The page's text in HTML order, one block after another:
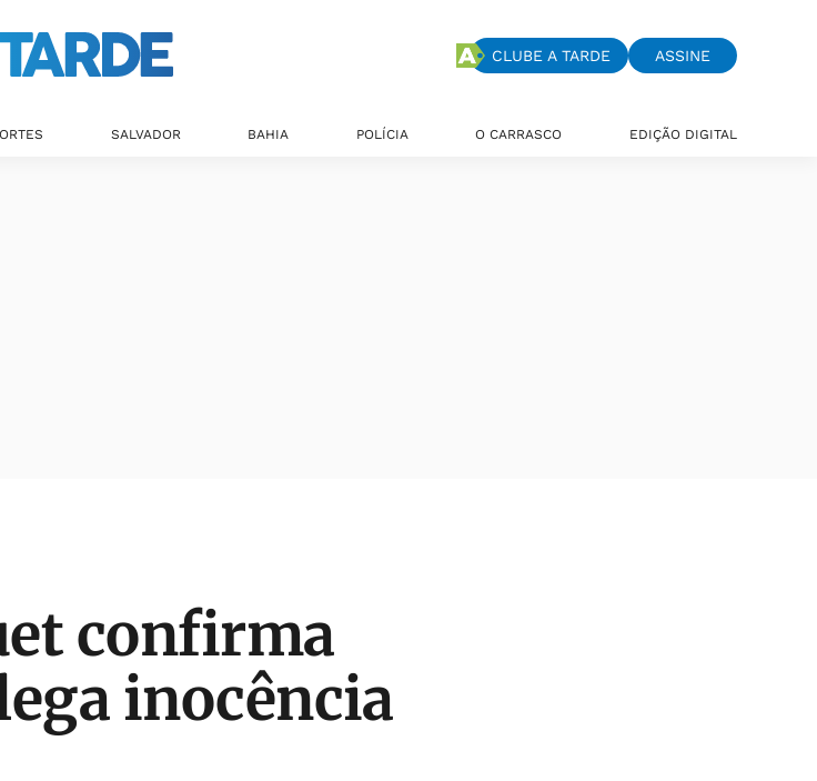
CLUBE A TARDE ASSINE
SALVADOR BAHIA POLÍCIA O CARRASCO EDIÇÃO DIGITAL
confirma
inocência